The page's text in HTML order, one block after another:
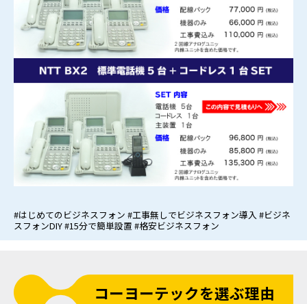
#はじめてのビジネスフォン #工事無しでビジネスフォン導入 #ビジネ
スフォンDIY #15分で簡単設置 #格安ビジネスフォン
コーヨーテックを選ぶ理由